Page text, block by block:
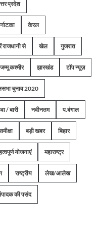
प्रदेश
केरल
राजधानी से खेल गुजरात
जम्मू कश्मीर झारखंड टॉप न्यूज़
चुनाव 2020
/ बारी नवीनतम प.बंगाल
बड़ी खबर बिहार
योजनाएं महाराष्ट्र
राष्ट्रीय लेख/आलेख
की पसंद